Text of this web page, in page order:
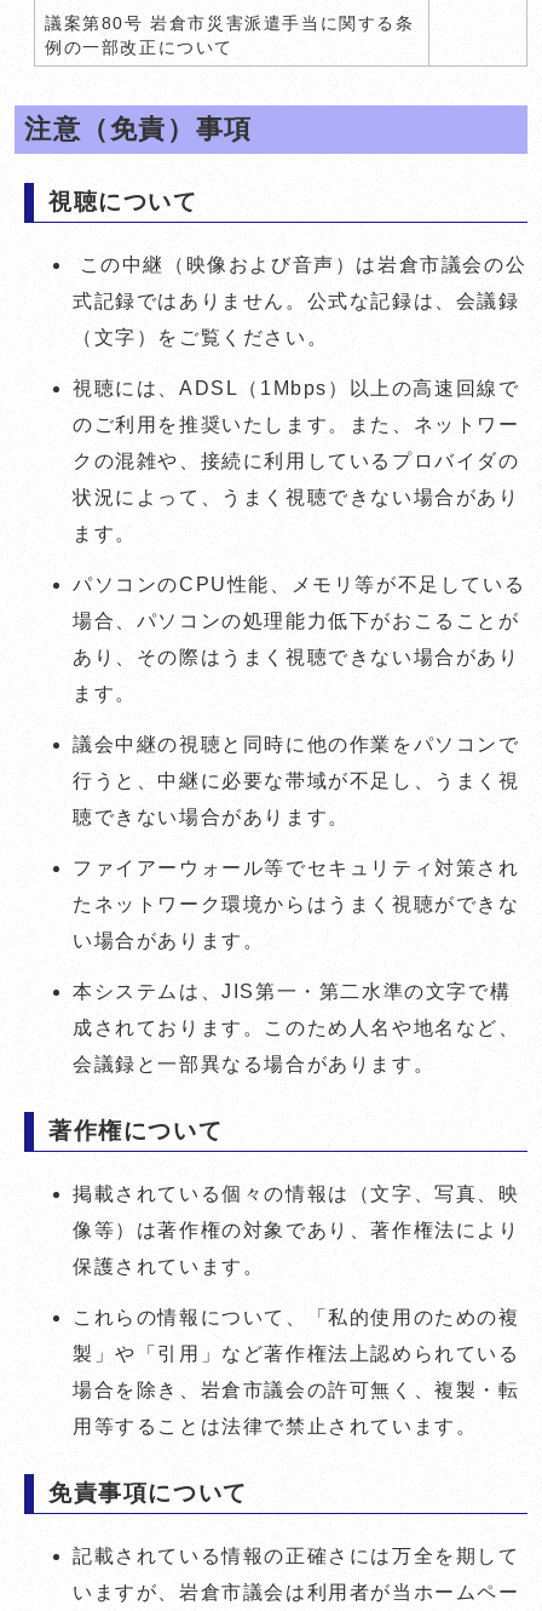
議案第80号 岩倉市災害派遣手当に関する条
例の一部改正について
注意（免責）事項
視聴について
この中継（映像および音声）は岩倉市議会の公
式記録ではありません。公式な記録は、会議録
（文字）をご覧ください。
視聴には、ADSL（1Mbps）以上の高速回線で
のご利用を推奨いたします。また、ネットワー
クの混雑や、接続に利用しているプロバイダの
状況によって、うまく視聴できない場合があり
ます。
パソコンのCPU性能、メモリ等が不足している
場合、パソコンの処理能力低下がおこることが
あり、その際はうまく視聴できない場合があり
ます。
議会中継の視聴と同時に他の作業をパソコンで
行うと、中継に必要な帯域が不足し、うまく視
聴できない場合があります。
ファイアーウォール等でセキュリティ対策され
たネットワーク環境からはうまく視聴ができな
い場合があります。
本システムは、JIS第一・第二水準の文字で構
成されております。このため人名や地名など、
会議録と一部異なる場合があります。
著作権について
掲載されている個々の情報は（文字、写真、映
像等）は著作権の対象であり、著作権法により
保護されています。
これらの情報について、「私的使用のための複
製」や「引用」など著作権法上認められている
場合を除き、岩倉市議会の許可無く、複製・転
用等することは法律で禁止されています。
免責事項について
記載されている情報の正確さには万全を期して
いますが、岩倉市議会は利用者が当ホームペー